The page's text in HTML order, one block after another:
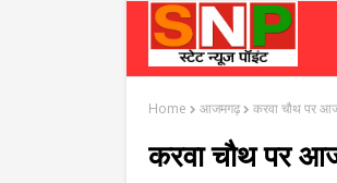
Home आजमगढ़ करवा चौथ पर
करवा चौथ पर